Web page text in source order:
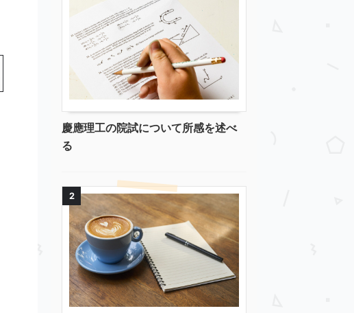
慶應理工の院試について所感を述べ
る
2